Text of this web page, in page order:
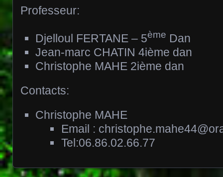
Professeur:
Djelloul FERTANE – 5ème Dan
Jean-marc CHATIN 4ième dan
Christophe MAHE 2ième dan
Contacts:
Christophe MAHE
Email :
Tel:06.86.02.66.77